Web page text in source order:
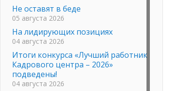
Не оставят в беде
05 августа 2026
На лидирующих позициях
04 августа 2026
Итоги конкурса «Лучший работник
Кадрового центра – 2026»
подведены!
04 августа 2026